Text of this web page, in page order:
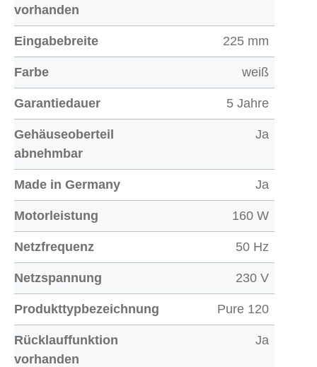
vorhanden
Eingabebreite 225 mm
Farbe weiß
Garantiedauer 5 Jahre
Gehäuseoberteil
abnehmbar
Ja
Made in Germany Ja
Motorleistung 160 W
Netzfrequenz 50 Hz
Netzspannung 230 V
Produkttypbezeichnung Pure 120
Rücklauffunktion
vorhanden
Ja